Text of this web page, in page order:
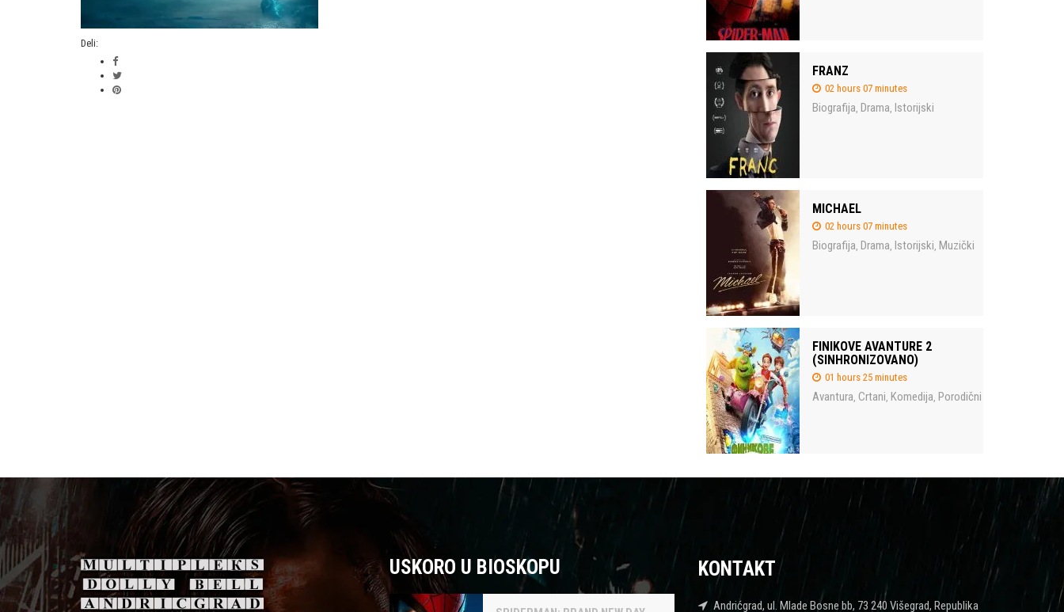
Deli:
FRANZ
02 hours 07 minutes
Biografija, Drama, Istorijski
MICHAEL
02 hours 07 minutes
Biografija, Drama, Istorijski, Muzički
FINIKOVE AVANTURE 2
(SINHRONIZOVANO)
01 hours 25 minutes
Avantura, Crtani, Komedija, Porodični
USKORO U BIOSKOPU KONTAKT
Andrićgrad, ul. Mlade Bosne bb, 73 240 Višegrad, Republika